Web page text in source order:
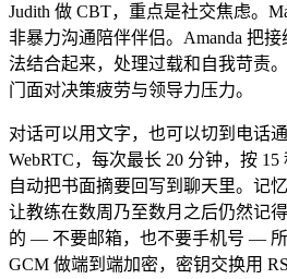
Judith 做 CBT，重点是社交焦虑。
非暴力沟通陪伴伴侣。Amanda 把
法结合起来，处理过载和自我苛责
门面对决策疲劳与领导力压力。
对话可以用文字，也可以切到电话
WebRTC，每次最长 20 分钟，按
自动把书面摘要回写到聊天里。记
让教练在数周乃至数月之后仍然记
的 — 不要邮箱，也不要手机号 — 所
GCM 做端到端加密，密钥交换用